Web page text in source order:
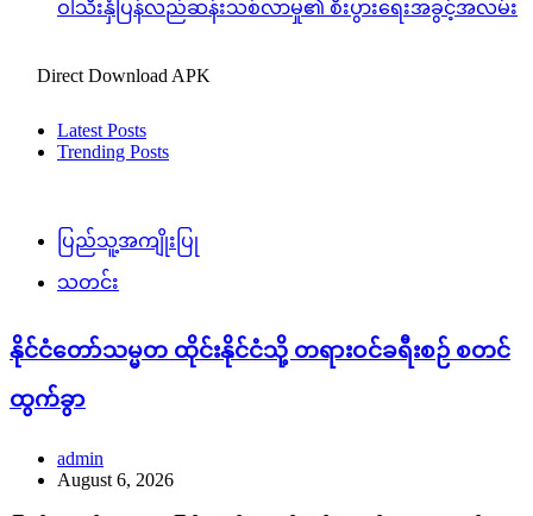
ဝါသီးနှံပြန်လည်ဆန်းသစ်လာမှု၏ စီးပွားရေးအခွင့်အလမ်း
Direct Download APK
Latest Posts
Trending Posts
ပြည်သူ့အကျိုးပြု
သတင်း
နိုင်ငံတော်သမ္မတ ထိုင်းနိုင်ငံသို့ တရားဝင်ခရီးစဉ် စတင်
ထွက်ခွာ
admin
August 6, 2026